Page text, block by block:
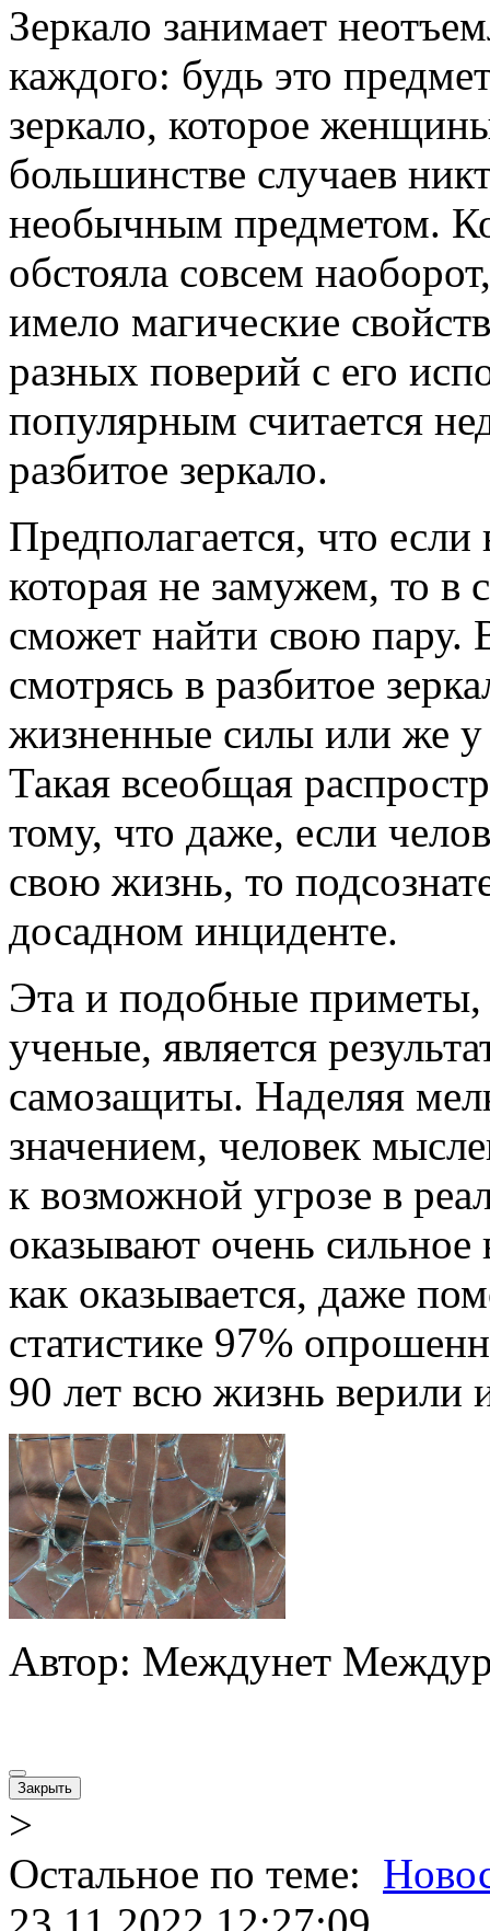
Зеркало занимает
каждого: будь это
зеркало, которое
большинстве случаев
необычным предметом.
обстояла совсем
имело магические
разных поверий с его
популярным считается
разбитое зеркало.
Предполагается, что
которая не замужем, то в
сможет найти свою пару.
смотрясь в разбитое
жизненные силы или же у
Такая всеобщая
тому, что даже, если
свою жизнь, то
досадном инциденте.
Эта и подобные приметы,
ученые, является
самозащиты. Наделяя
значением, человек
к возможной угрозе в
оказывают очень
как оказывается, даже
статистике 97%
90 лет всю жизнь верили
Автор: Междунет
Закрыть
>
Остальное по теме: